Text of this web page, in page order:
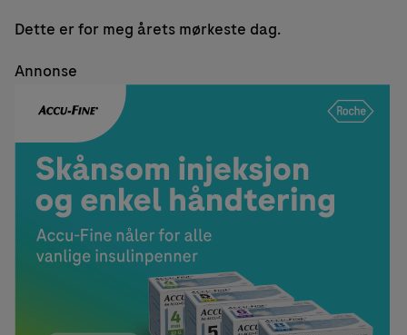
Dette er for meg årets mørkeste dag.
Annonse